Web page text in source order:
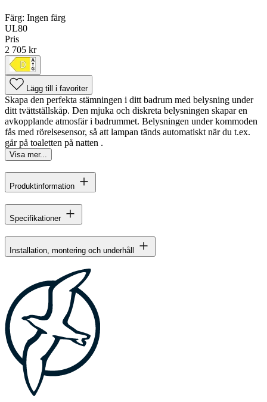
Färg: Ingen färg
UL80
Pris
2 705 kr
Lägg till i favoriter
Skapa den perfekta stämningen i ditt badrum med belysning under
ditt tvättställskåp. Den mjuka och diskreta belysningen skapar en
avkopplande atmosfär i badrummet. Belysningen under kommoden
fås med rörelsesensor, så att lampan tänds automatiskt när du t.ex.
går på toaletten på natten .
Visa mer...
Produktinformation
Specifikationer
Installation, montering och underhåll